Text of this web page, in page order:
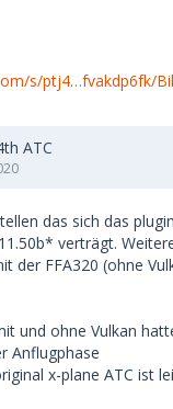
s/ptj4…fvakdp6fk/
ATC
das sich das
verträgt.
der FFA320 (ohne
und ohne Vulkan
Anflugphase
x-plane ATC ist